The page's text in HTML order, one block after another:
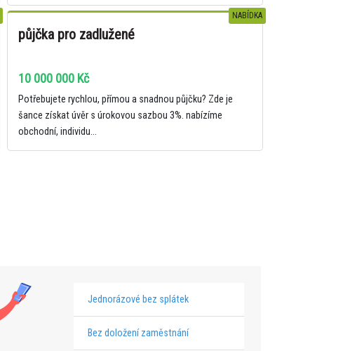
NABÍDKA
půjčka pro zadlužené
10 000 000 Kč
Potřebujete rychlou, přímou a snadnou půjčku? Zde je
šance získat úvěr s úrokovou sazbou 3%. nabízíme
obchodní, individu...
Jednorázové bez splátek
Bez doložení zaměstnání